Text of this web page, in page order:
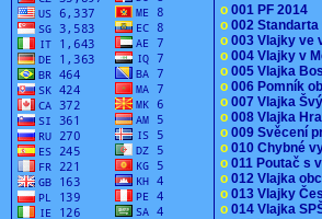
o 001 PF 2014
o 002 Standarta
o 003 Vlajky ve
o 004 Vlajky v
o 005 Vlajka
o 006 Pomník
o 007 Vlajka
o 008 Vlajka
o 009 Svěcení
o 010 Chybné
o 011 Poutač s
o 012 Vlajka
o 013 Vlajky
o 014 Vlajka